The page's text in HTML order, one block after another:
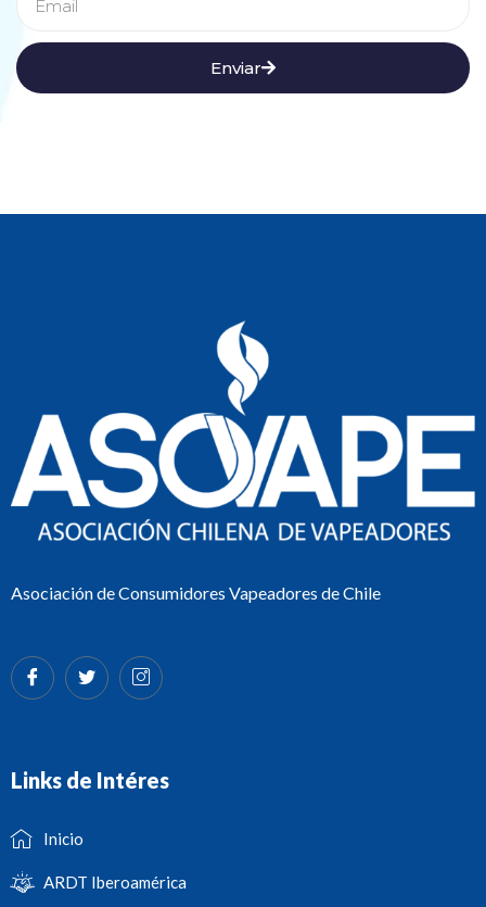
Enviar
Asociación de Consumidores Vapeadores de Chile
Links de Intéres
Inicio
ARDT Iberoamérica